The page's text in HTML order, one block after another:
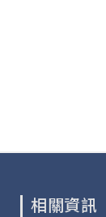
相關資訊